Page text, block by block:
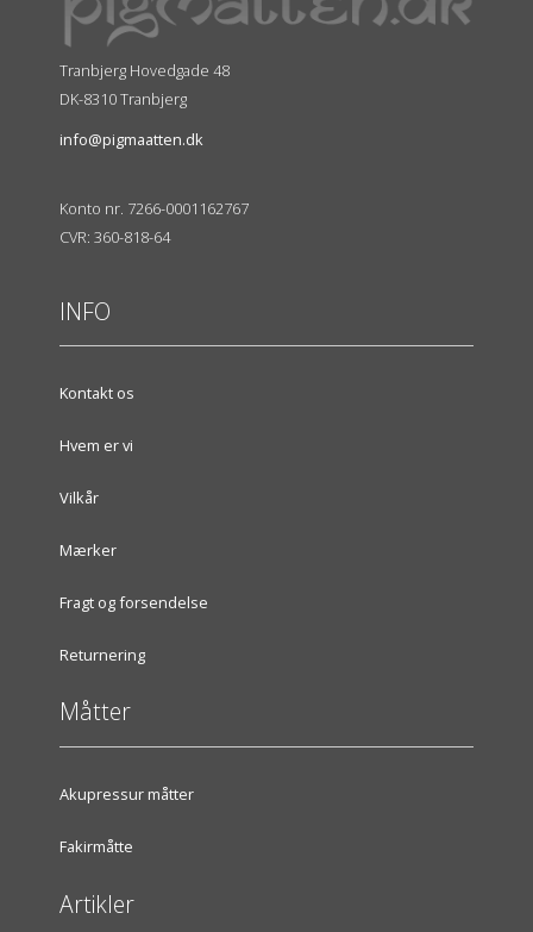
Tranbjerg Hovedgade 48
DK-8310 Tranbjerg
info@pigmaatten.dk
Konto nr. 7266-0001162767
CVR: 360-818-64
INFO
Kontakt os
Hvem er vi
Vilkår
Mærker
Fragt og forsendelse
Returnering
Måtter
Akupressur måtter
Fakirmåtte
Artikler